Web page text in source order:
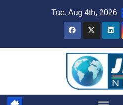
Tue. Aug 4th, 2026